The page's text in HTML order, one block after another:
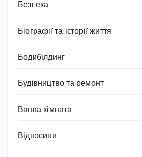
Безпека
Біографії та історії життя
Бодибілдинг
Будівництво та ремонт
Ванна кімната
Відносини